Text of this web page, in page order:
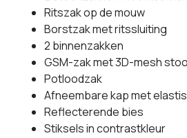
Ritszak op de mouw
Borstzak met ritssluiting
2 binnenzakken
GSM-zak met 3D-mesh
Potloodzak
Afneembare kap met
Reflecterende bies
Stiksels in contrastkleur